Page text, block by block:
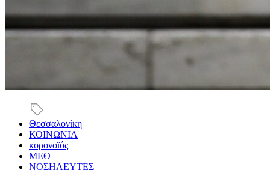
Θεσσαλονίκη
ΚΟΙΝΩΝΙΑ
κορονοϊός
ΜΕΘ
ΝΟΣΗΛΕΥΤΕΣ